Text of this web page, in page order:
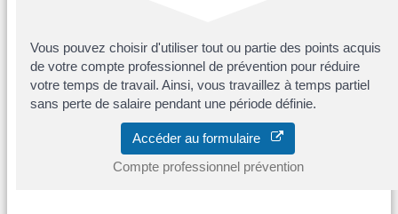
Vous pouvez choisir d'utiliser tout ou partie des points acquis
de votre compte professionnel de prévention pour réduire
votre temps de travail. Ainsi, vous travaillez à temps partiel
sans perte de salaire pendant une période définie.
Accéder au formulaire
Compte professionnel prévention